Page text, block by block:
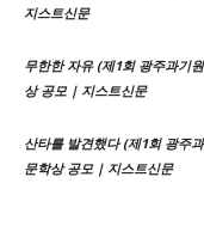
지스트신문
무한한 자유 (제1회 광주과기
상 공모 | 지스트신문
산타를 발견했다 (제1회 광주
문학상 공모 | 지스트신문